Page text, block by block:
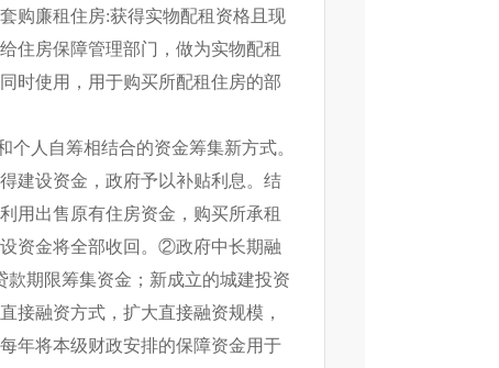
购廉租住房:获得实物配租资格且现
住房保障管理部门，做为实物配租
时使用，用于购买所配租住房的部
人自筹相结合的资金筹集新方式。
建设资金，政府予以补贴利息。结
用出售原有住房资金，购买所承租
资金将全部收回。②政府中长期融
期限筹集资金；新成立的城建投资
接融资方式，扩大直接融资规模，
年将本级财政安排的保障资金用于